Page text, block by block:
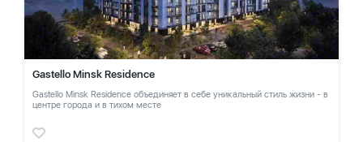
Gastello Minsk Residence
Gastello Minsk Residence объединяет в себе уникальный стиль жизни - в
центре города и в тихом месте